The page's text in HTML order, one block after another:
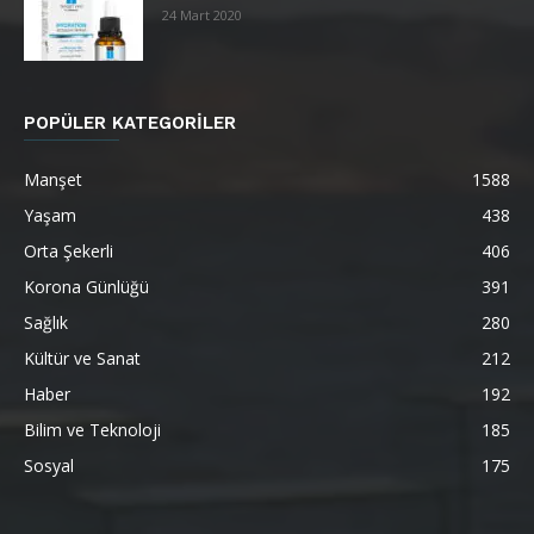
24 Mart 2020
POPÜLER KATEGORİLER
Manşet
1588
Yaşam
438
Orta Şekerli
406
Korona Günlüğü
391
Sağlık
280
Kültür ve Sanat
212
Haber
192
Bilim ve Teknoloji
185
Sosyal
175